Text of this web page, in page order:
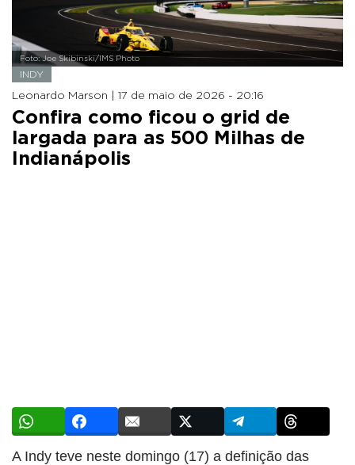
Foto: Joe Skibinski/IMS Photo
INDY
Leonardo Marson | 17 de maio de 2026 - 20:16
Confira como ficou o grid de
largada para as 500 Milhas de
Indianápolis
A Indy teve neste domingo (17) a definição das